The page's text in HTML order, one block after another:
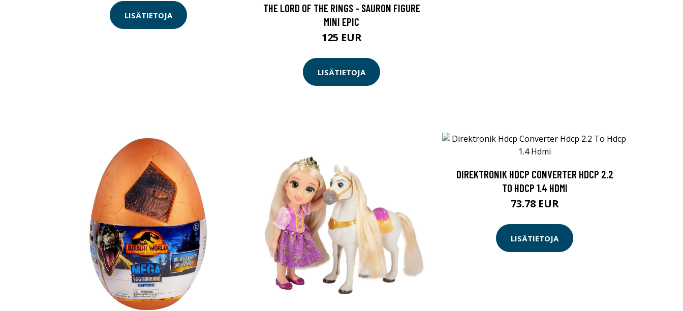
LISÄTIETOJA
THE LORD OF THE RINGS - SAURON FIGURE
MINI EPIC
125 EUR
LISÄTIETOJA
DIREKTRONIK HDCP CONVERTER HDCP 2.2
TO HDCP 1.4 HDMI
73.78 EUR
LISÄTIETOJA